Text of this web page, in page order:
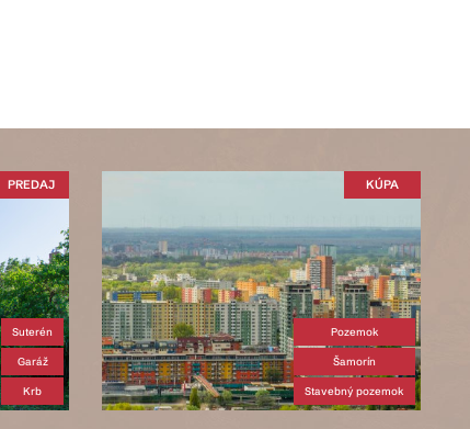
PREDAJ
Suterén
Garáž
Krb
KÚPA
Pozemok
Šamorín
Stavebný pozemok